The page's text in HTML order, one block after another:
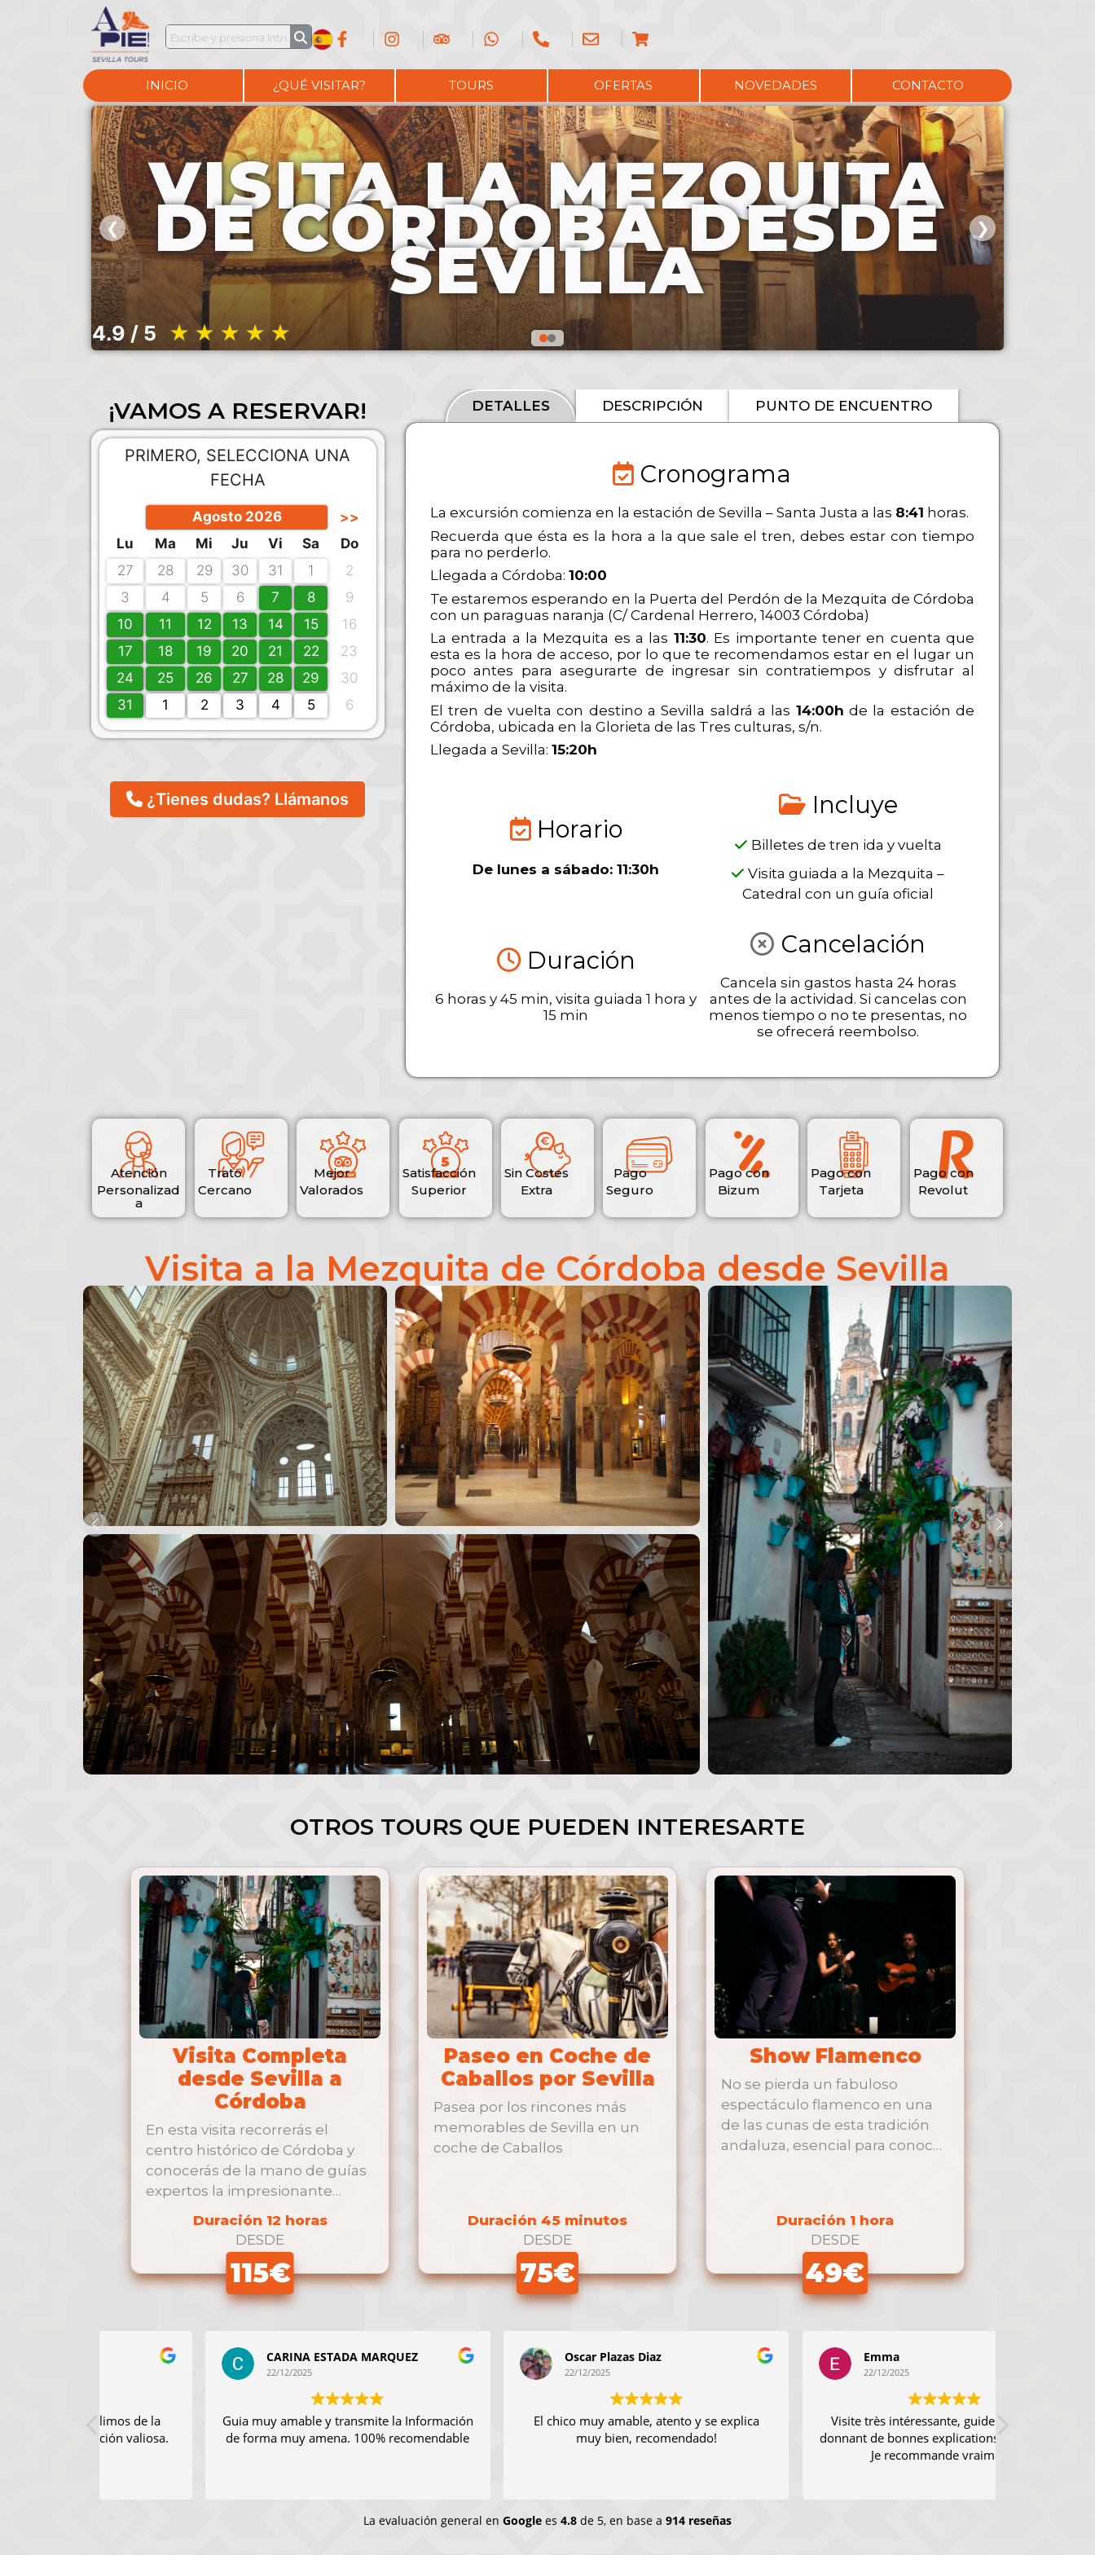
INICIO ¿QUÉ VISITAR? TOURS OFERTAS NOVEDADES CONTACTO
❮ ❯
VISITA LA MEZQUITA
DE CÓRDOBA DESDE
SEVILLA
4.9 / 5 ★★★★★
¡VAMOS A RESERVAR!
PRIMERO, SELECCIONA UNA
FECHA
Agosto 2026
>>
Lu
Ma Mi Ju Vi Sa
Do
27
28 29 30 31 1
2
3
4 5 6 7 8
9
10
11 12 13 14 15
16
17
18 19 20 21 22
23
24
25 26 27 28 29
30
31
1 2 3 4 5 6
¿Tienes dudas? Llámanos
DETALLES DESCRIPCIÓN PUNTO DE ENCUENTRO
Cronograma
La excursión comienza en la estación de Sevilla – Santa Justa a las 8:41 horas.
Recuerda que ésta es la hora a la que sale el tren, debes estar con tiempo
para no perderlo.
Llegada a Córdoba: 10:00
Te estaremos esperando en la Puerta del Perdón de la Mezquita de Córdoba
con un paraguas naranja (C/ Cardenal Herrero, 14003 Córdoba)
La entrada a la Mezquita es a las 11:30. Es importante tener en cuenta que
esta es la hora de acceso, por lo que te recomendamos estar en el lugar un
poco antes para asegurarte de ingresar sin contratiempos y disfrutar al
máximo de la visita.
El tren de vuelta con destino a Sevilla saldrá a las 14:00h de la estación de
Córdoba, ubicada en la Glorieta de las Tres culturas, s/n.
Llegada a Sevilla: 15:20h
Horario
De lunes a sábado: 11:30h
Incluye
Billetes de tren ida y vuelta
Visita guiada a la Mezquita –
Catedral con un guía oficial
Duración
6 horas y 45 min, visita guiada 1 hora y
15 min
Cancelación
Cancela sin gastos hasta 24 horas
antes de la actividad. Si cancelas con
menos tiempo o no te presentas, no
se ofrecerá reembolso.
Atención
Personalizad
a
Trato
Cercano
Mejor
Valorados
Satisfacción
Superior
Sin Costes
Extra
Pago
Seguro
Pago con
Bizum
Pago con
Tarjeta
Pago con
Revolut
Visita a la Mezquita de Córdoba desde Sevilla
OTROS TOURS QUE PUEDEN INTERESARTE
Visita Completa
desde Sevilla a
Córdoba
En esta visita recorrerás el
centro histórico de Córdoba y
conocerás de la mano de guías
expertos la impresionante
Mezquita-Catedral, …
Duración 12 horas
DESDE
115€
Paseo en Coche de
Caballos por Sevilla
Pasea por los rincones más
memorables de Sevilla en un
coche de Caballos
Duración 45 minutos
DESDE
75€
Show Flamenco
No se pierda un fabuloso
espectáculo flamenco en una
de las cunas de esta tradición
andaluza, esencial para conocer
Duración 1 hora
DESDE
49€
CARINA ESTADA MARQUEZ
Guia muy amable y transmite la Información
de forma muy amena. 100% recomendable
Oscar Plazas Diaz
El chico muy amable, atento y se explica
muy bien, recomendado!
Emma
Visite très intéressante, guide agréable et
donnant de bonnes explications historiques !
Je recommande vraiment !
La evaluación general en Google es 4.8 de 5, en base a 914 reseñas